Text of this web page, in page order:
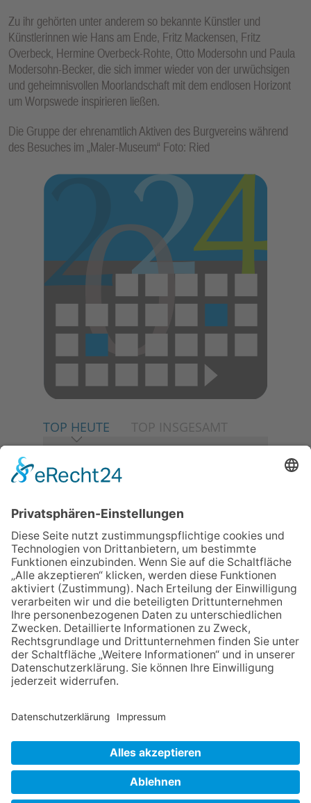
Zu ihr gehörten unter anderem so bekannte Künstler und
Künstlerinnen wie Hans am Ende, Fritz Mackensen, Fritz
Overbeck, Hermine Overbeck-Rohte, Otto Modersohn und Paula
Modersohn-Becker, die sich immer wieder von der urwüchsigen
und geheimnisvollen Moorlandschaft mit dem endlosen Horizont
um Worpswede inspirieren ließen.
Die Gruppe der ehrenamtlich Aktiven des Burgvereins während
des Besuches im „Maler-Museum“ Foto: Ried
TOP HEUTE TOP INSGESAMT
Gruppen-Coaching für Frauen
Musik: Erste Kronberger
Weinzeit begeistert die
Burgstadt
06.08.2026
Beste Stimmung auf der
Neuenhainer „Geeleriewekerb“
am vergangenen Wochenende
06.08.2026
Nachhaltigkeits-Akteure
vernetzen sich
NACH OBEN
Datenschutz Netiquette FAQ